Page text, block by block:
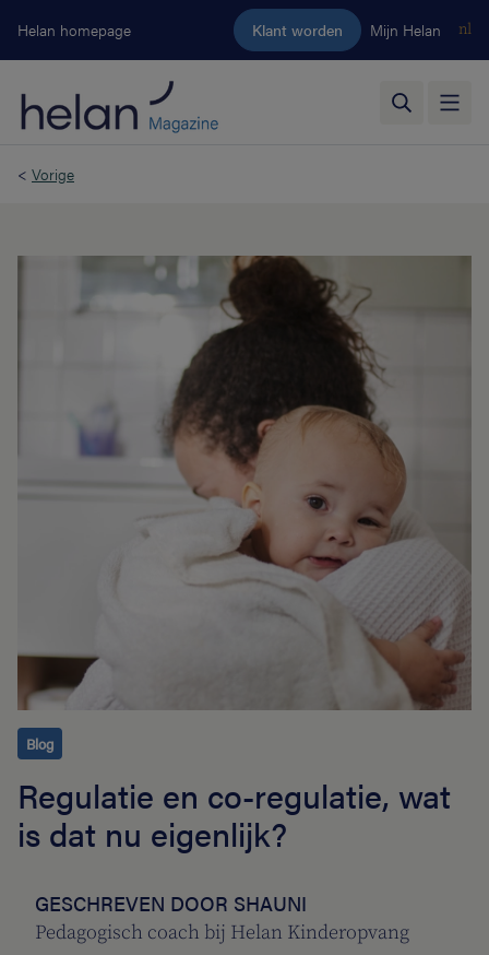
Ga naar de hoofdinhoud
Helan homepage Klant worden Mijn Helan nl
< Vorige
Blog
Regulatie en co-regulatie, wat
is dat nu eigenlijk?
GESCHREVEN DOOR SHAUNI
Pedagogisch coach bij Helan Kinderopvang